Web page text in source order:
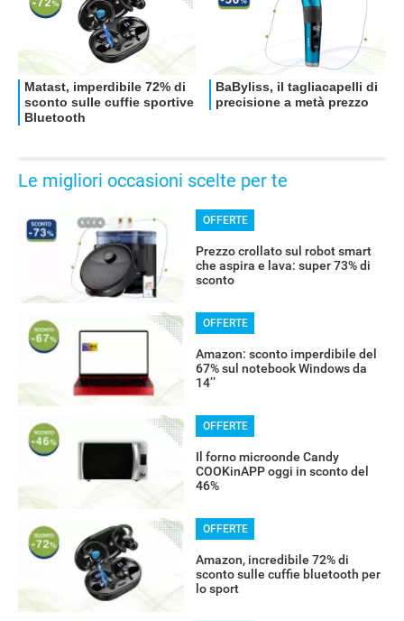
Le migliori occasioni scelte per te
OFFERTE
Prezzo crollato sul robot smart
che aspira e lava: super 73% di
sconto
OFFERTE
Amazon: sconto imperdibile del
67% sul notebook Windows da
14’’
OFFERTE
Il forno microonde Candy
COOKinAPP oggi in sconto del
46%
OFFERTE
Amazon, incredibile 72% di
sconto sulle cuffie bluetooth per
lo sport